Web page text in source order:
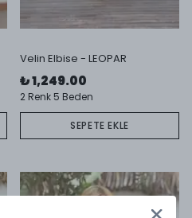
Velin Elbise - LEOPAR
₺ 1,249.00
2 Renk 5 Beden
SEPETE EKLE